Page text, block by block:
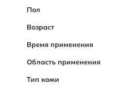
Пол
Возраст
Время применения
Область применения
Тип кожи